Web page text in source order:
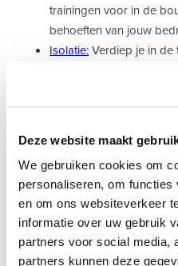
Deze website maakt
We gebruiken cookies om
personaliseren, om
en om ons websiteverkeer
informatie over uw gebruik
partners voor social media,
partners kunnen deze
trainingen voor in de
behoeften van jouw
Isolatie:Verdiep je in de
: Leer de
renoveren van
Leiderschap en
vaardigheden om
te motiveren.
Financiën: Begrijp en